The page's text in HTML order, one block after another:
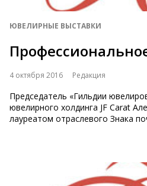
ЮВЕЛИРНЫЕ ВЫСТАВКИ
4 октября 2016 Редакция
Председатель «Гильдии
ювелирного холдинга JF Carat
лауреатом отраслевого Знака